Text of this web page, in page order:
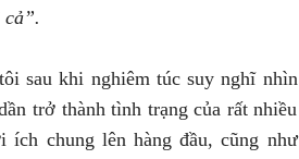
sau khi nghiêm túc suy nghĩ nhìn
trở thành tình trạng của rất nhiều
chung lên hàng đầu, cũng như